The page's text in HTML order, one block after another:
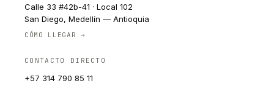
Calle 33 #42b-41 · Local 102
San Diego, Medellín — Antioquia
CÓMO LLEGAR →
CONTACTO DIRECTO
+57 314 790 85 11